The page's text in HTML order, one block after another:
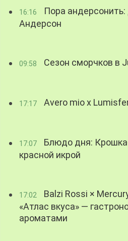
16:16
Пора
Андерсон
09:58 Сезон сморчков в
17:17 Avero mio x
17:07
Блюдо дня:
красной икрой
17:02
Balzi Rossi ×
«Атлас вкуса» —
ароматами